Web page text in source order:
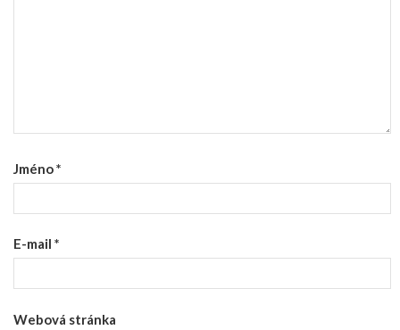
Jméno*
E-mail *
Webová stránka